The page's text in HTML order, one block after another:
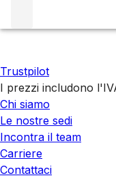
Trustpilot
I prezzi includono
Chi siamo
Le nostre sedi
Incontra il team
Carriere
Contattaci